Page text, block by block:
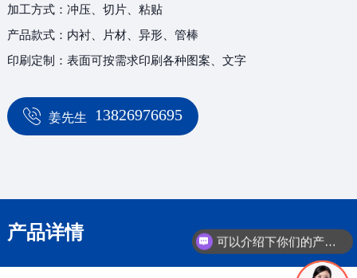
加工方式：冲压、切片、粘贴
产品款式：内衬、片材、异形、管棒
印刷定制：表面可按需求印刷各种图案、文字
13826976695
姜先生
产品详情 可以介绍下你们的产品么